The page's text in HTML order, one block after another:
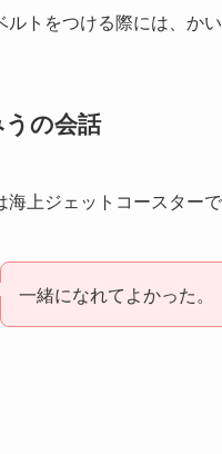
トをつける際には、か
の会話
上ジェットコースター
一緒になれてよかった。